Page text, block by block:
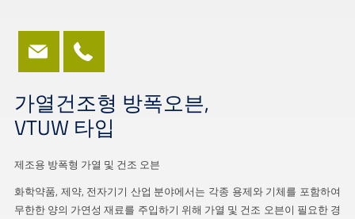
가열건조형 방폭오븐,
VTUW 타입
제조용 방폭형 가열 및 건조 오븐
화학약품, 제약, 전자기기 산업 분야에서는 각종 용제와 기체를 포함하여
무한한 양의 가연성 재료를 주입하기 위해 가열 및 건조 오븐이 필요한 경